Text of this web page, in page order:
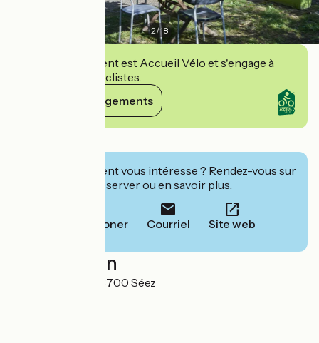
2/18
Cet établissement est Accueil Vélo et s'engage à
accueillir des cyclistes.
Voir ses engagements
Cet établissement vous intéresse ? Rendez-vous sur
leur site pour réserver ou en savoir plus.
Téléphoner Courriel Site web
Localisation
Pont du Reclus 73700 Séez